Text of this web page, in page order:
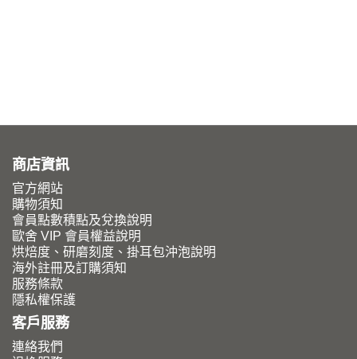
商店資訊
官方網站
購物須知
會員點數積點及兌換說明
歐舍 VIP 會員權益說明
烘焙度、研磨刻度、掛耳包沖泡說明
海外註冊及訂購須知
服務條款
隱私權保護
客戶服務
連絡我們